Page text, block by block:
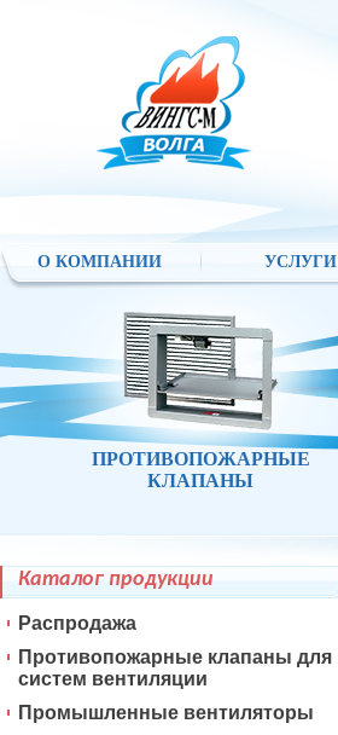
О КОМПАНИИ УСЛУГИ
ПРОТИВОПОЖАРНЫЕ
КЛАПАНЫ
Каталог продукции
Распродажа
Противопожарные клапаны для
систем вентиляции
Промышленные вентиляторы